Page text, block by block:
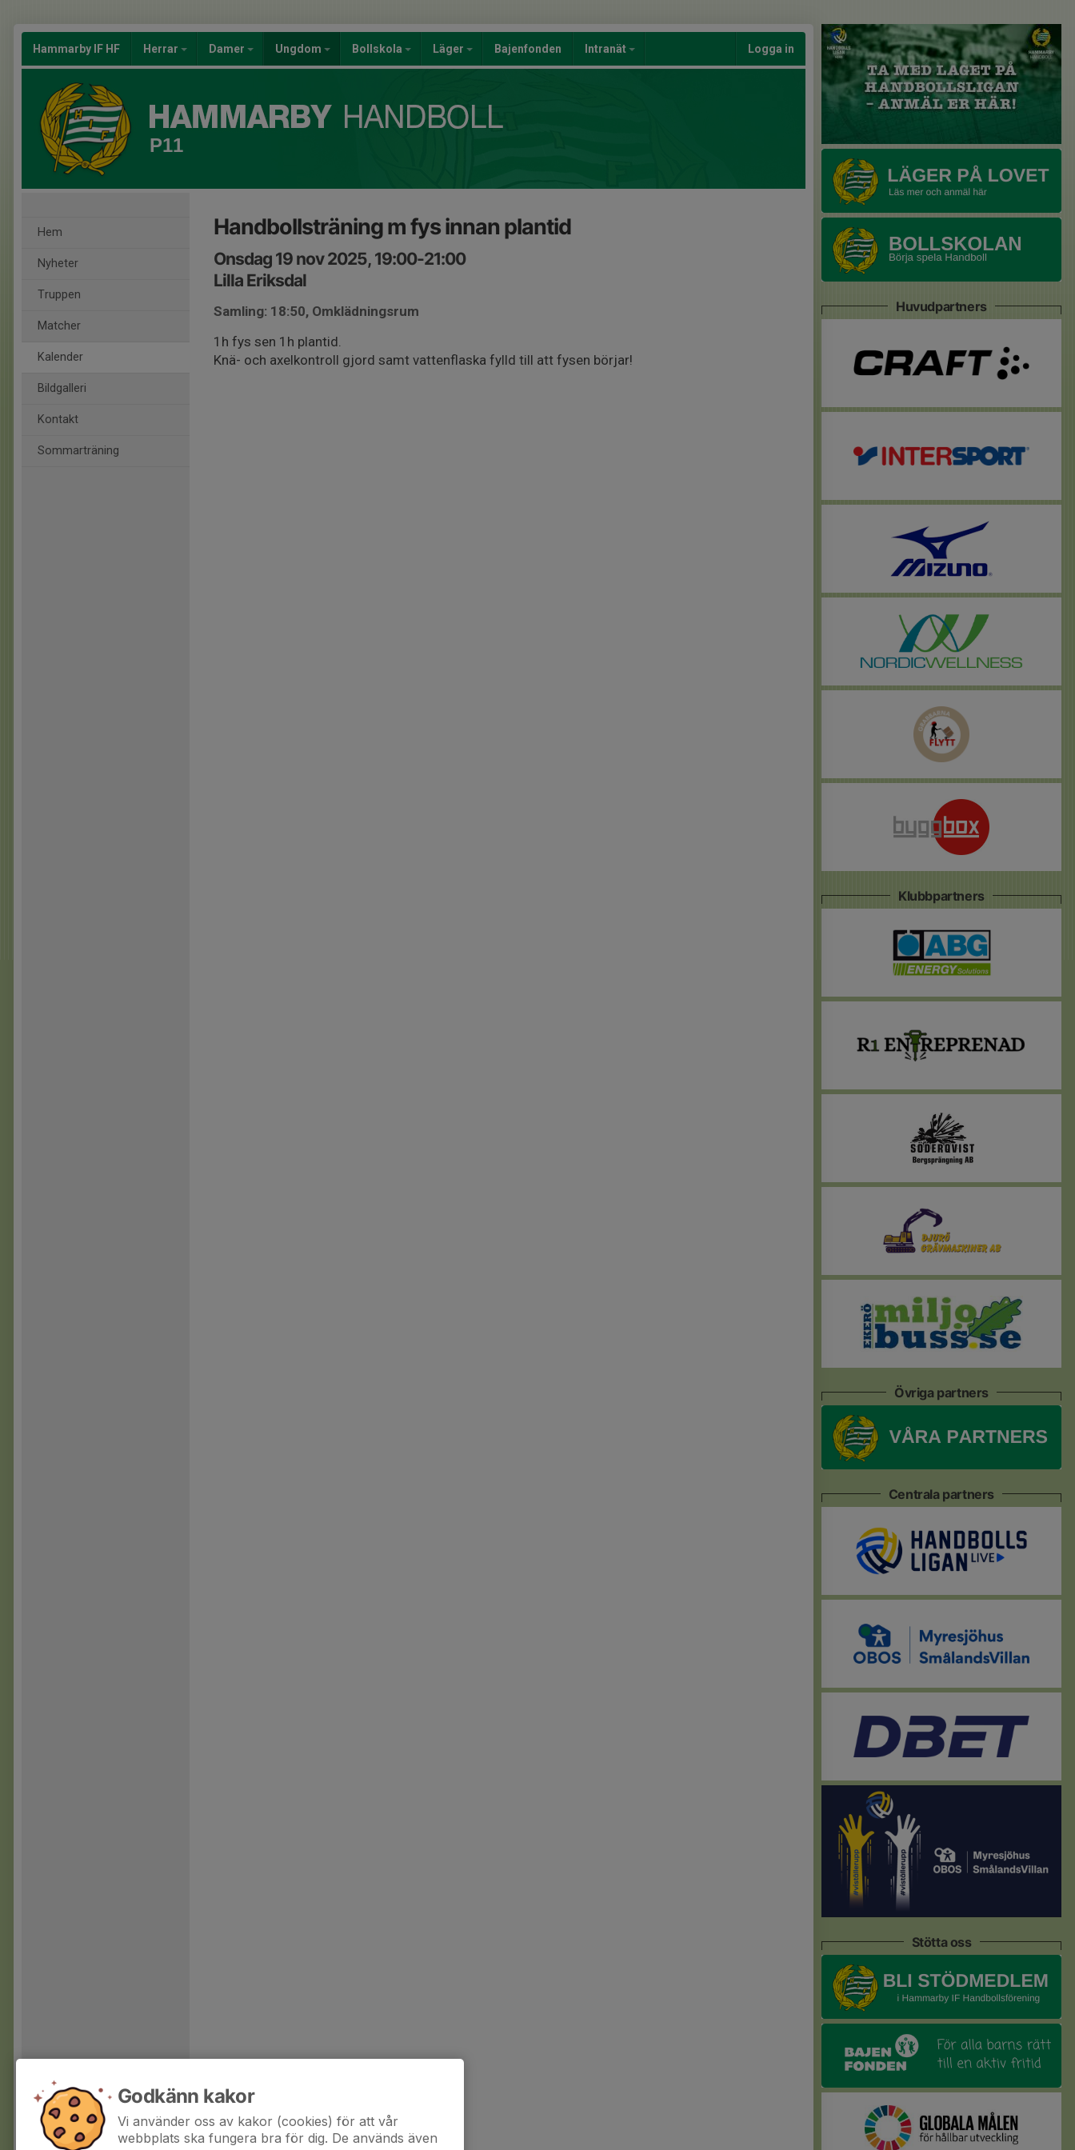
Hammarby IF HF Herrar Damer Ungdom Bollskola Läger Bajenfonden Intranät Logga in
P11
Hem
Nyheter
Truppen
Matcher
Kalender
Bildgalleri
Kontakt
Sommarträning
Handbollsträning m fys innan plantid
Onsdag 19 nov 2025, 19:00-21:00
Lilla Eriksdal
Samling: 18:50, Omklädningsrum
1h fys sen 1h plantid.
Knä- och axelkontroll gjord samt vattenflaska fylld till att fysen börjar!
Huvudpartners
Klubbpartners
Övriga partners
Centrala partners
Stötta oss
Godkänn kakor
Vi använder oss av kakor (cookies) för att vår
webbplats ska fungera bra för dig. De används även